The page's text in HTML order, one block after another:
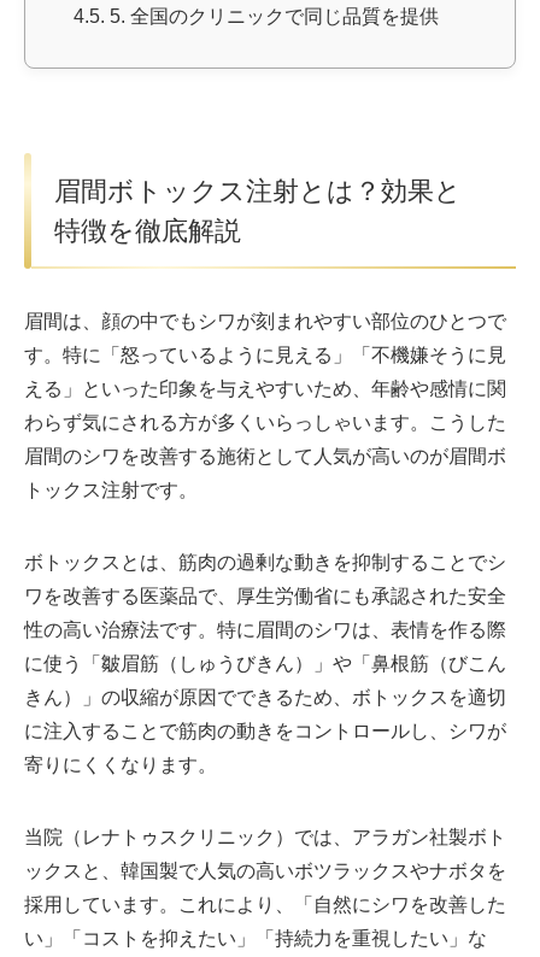
4.5. 5. 全国のクリニックで同じ品質を提供
眉間ボトックス注射とは？効果と
特徴を徹底解説
眉間は、顔の中でもシワが刻まれやすい部位のひとつで
す。特に「怒っているように見える」「不機嫌そうに見
える」といった印象を与えやすいため、年齢や感情に関
わらず気にされる方が多くいらっしゃいます。こうした
眉間のシワを改善する施術として人気が高いのが眉間ボ
トックス注射です。
ボトックスとは、筋肉の過剰な動きを抑制することでシ
ワを改善する医薬品で、厚生労働省にも承認された安全
性の高い治療法です。特に眉間のシワは、表情を作る際
に使う「皺眉筋（しゅうびきん）」や「鼻根筋（びこん
きん）」の収縮が原因でできるため、ボトックスを適切
に注入することで筋肉の動きをコントロールし、シワが
寄りにくくなります。
当院（レナトゥスクリニック）では、アラガン社製ボト
ックスと、韓国製で人気の高いボツラックスやナボタを
採用しています。これにより、「自然にシワを改善した
い」「コストを抑えたい」「持続力を重視したい」な